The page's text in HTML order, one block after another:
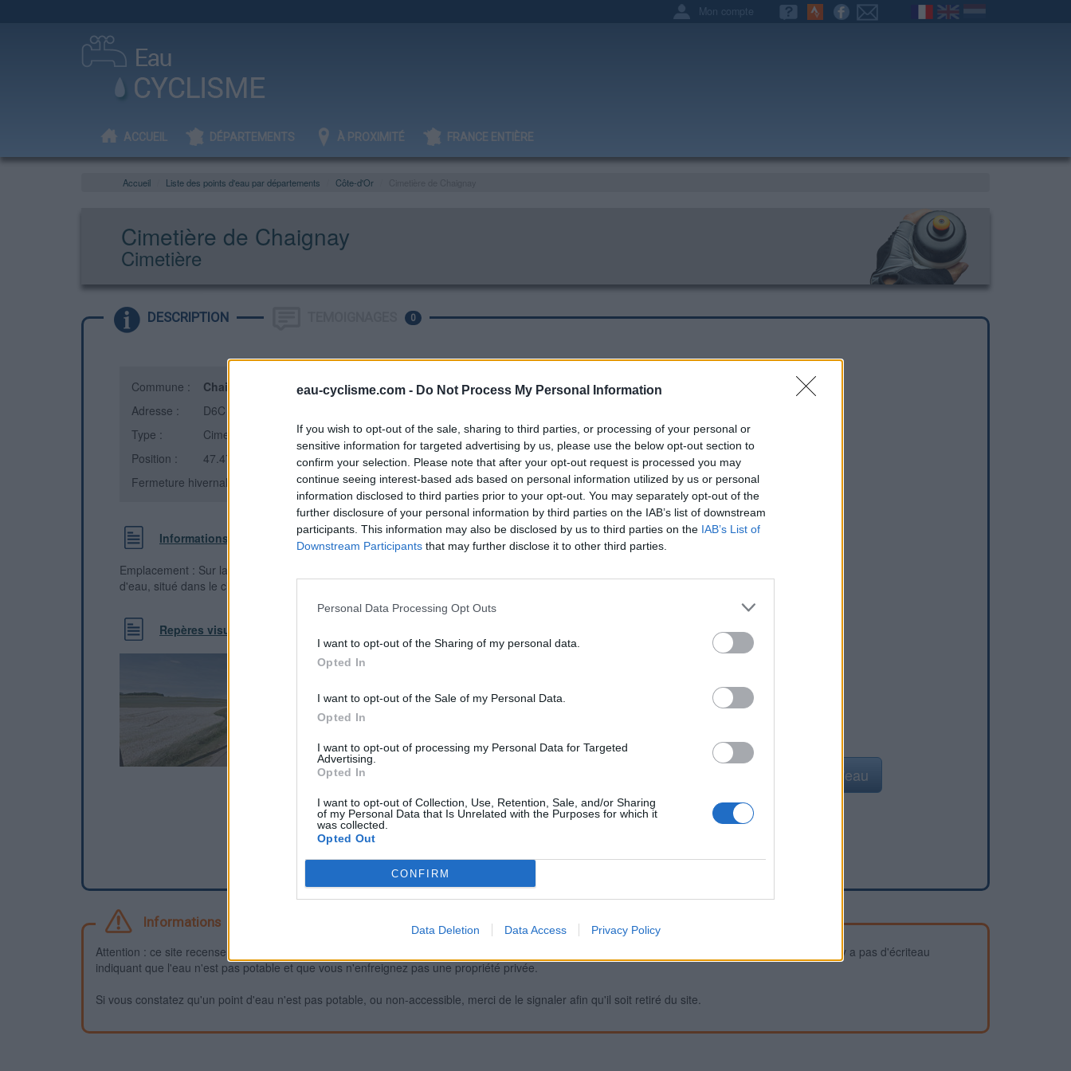
eau-cyclisme.com - Do Not Process My Personal Information
If you wish to opt-out of the sale, sharing to third parties, or processing of your personal or
sensitive information for targeted advertising by us, please use the below opt-out section to
confirm your selection. Please note that after your opt-out request is processed you may
continue seeing interest-based ads based on personal information utilized by us or personal
information disclosed to third parties prior to your opt-out. You may separately opt-out of the
further disclosure of your personal information by third parties on the IAB’s list of downstream
participants. This information may also be disclosed by us to third parties on the IAB’s List of
Downstream Participants that may further disclose it to other third parties.
Personal Data Processing Opt Outs
I want to opt-out of the Sharing of my personal data.
Opted In
I want to opt-out of the Sale of my Personal Data.
Opted In
I want to opt-out of processing my Personal Data for Targeted
Advertising.
Opted In
I want to opt-out of Collection, Use, Retention, Sale, and/or Sharing
of my Personal Data that Is Unrelated with the Purposes for which it
was collected.
Opted Out
CONFIRM
Data Deletion Data Access Privacy Policy
Mon compte
ACCUEIL DÉPARTEMENTS À PROXIMITÉ FRANCE ENTIÈRE
Accueil Liste des points d'eau par départements Côte-d'Or
Cimetière de Chaignay
Cimetière
DESCRIPTION 0
Commune : Chaignay
(Côte-d'Or)
Adresse :
D6C
Type :
Cimetière
Position :
47.479556°N, 5.066378°E
Fermeture hivernale : information inconnue
Informations complémentaires
Emplacement : Sur la route D6C Route de VILLECOMTE Remarques : Robinet
d'eau, situé dans le cimetière entre CHAIGNAY & VILLECOMTE.
Repères visuels
Afficher la carte
Ajouter un point d'eau
Informations
Attention : ce site recense des points d'eau dont la fiabilité ne peut pas être garantie. Avant d'utiliser un point d'eau, vous devez vous assurer qu'il n'y a pas d'écriteau
indiquant que l'eau n'est pas potable et que vous n'enfreignez pas une propriété privée.
Si vous constatez qu'un point d'eau n'est pas potable, ou non-accessible, merci de le signaler afin qu'il soit retiré du site.